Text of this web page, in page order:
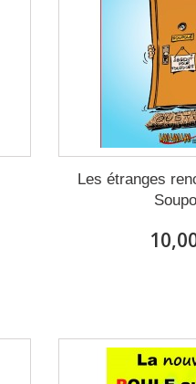
Les étranges